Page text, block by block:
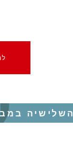
השלישיה